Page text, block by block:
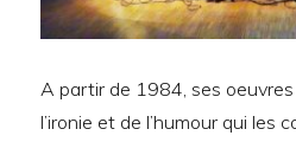
A partir de 1984, ses
l’ironie et de l’humour qui